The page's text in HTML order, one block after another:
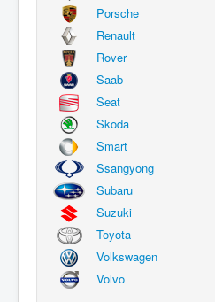
Porsche
Renault
Rover
Saab
Seat
Skoda
Smart
Ssangyong
Subaru
Suzuki
Toyota
Volkswagen
Volvo